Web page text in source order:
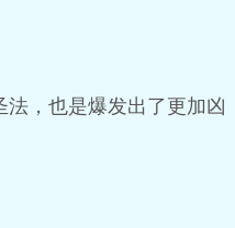
，也是爆发出了更加凶